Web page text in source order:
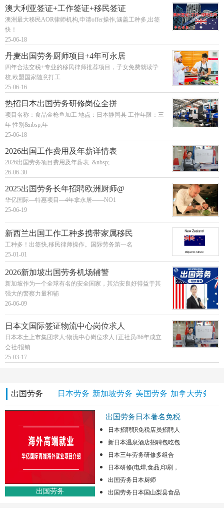
澳大利亚签证+工作签证+移民签证
澳洲最大移民AOR律师机构,申请offer操作,涵盖工种多,出签
快！
25-06-18
丹麦出国劳务厨师项目+4年可永居
四年合法交税+专业的移民律师推荐项目，子女免费就读学
校,欧盟国家随意打工
25-06-16
热招日本出国劳务研修岗位全拼
项目名称：食品金枪鱼加工 地点：日本静岡县 工作年限：三
年 性别&nbsp;年
25-06-18
2026出国工作费用及年薪详情表
2026出国劳务项目费用及年薪表. &nbsp;
26-06-30
2025出国劳务长年招聘欧洲厨师@
华亿国际—特惠项目—4年拿永居——NO1
25-06-19
新西兰出国工作工种多携带家属移民
工种多！出签快,移民律师操作。国际劳务第一名
25-01-01
2026新加坡出国劳务机场辅警
新加坡作为一个全球有名的安全国家，其治安良好得益于其
强大的警察力量和辅
26-06-09
日本文国际签证物流中心岗位求人
日本本土上市集团求人:物流中心岗位求人 [正社员/86年成立
会社/报销
25-03-17
出国劳务 日本劳务 新加坡劳务 美国劳务 加拿大劳务
出国劳务
出国劳务日本著名免税
日本招聘职免税店员招聘人
新日本温泉酒店招聘包吃包
日本三年劳务研修多组合
日本研修(电焊,食品,印刷，
出国劳务日本厨师
出国劳务日本国山梨县食品